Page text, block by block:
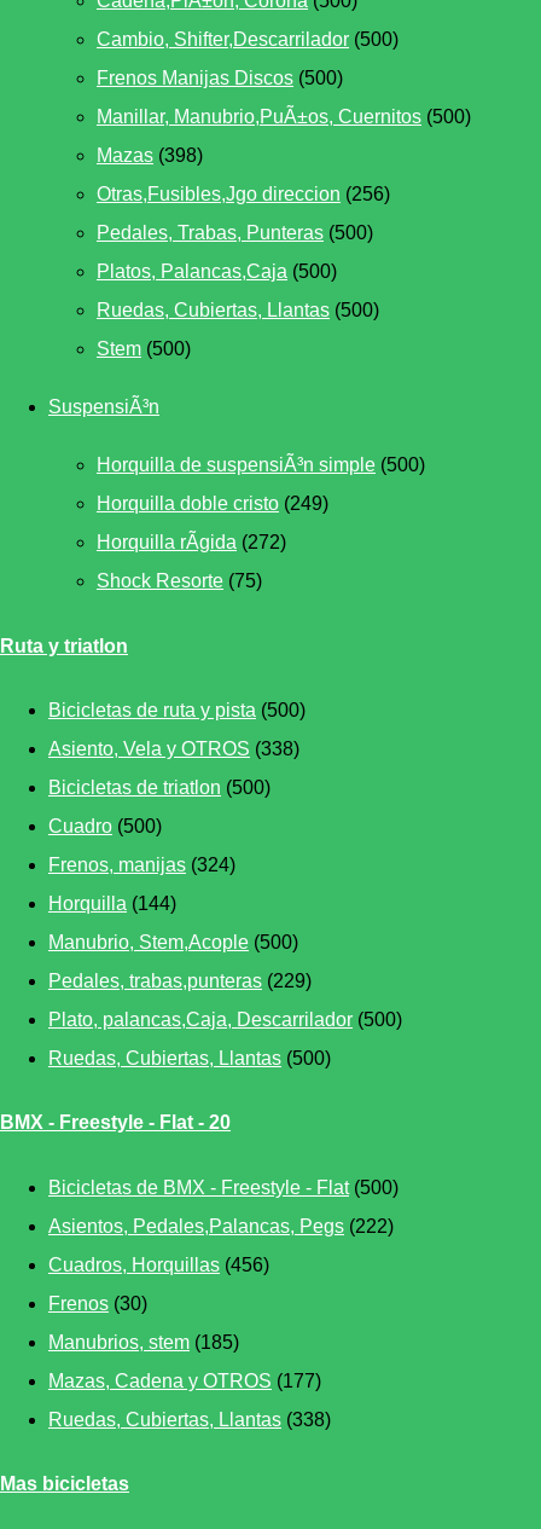
Cambio, Shifter,Descarrilador (500)
Frenos Manijas Discos (500)
Manillar, Manubrio,PuÃ±os, Cuernitos (500)
Mazas (398)
Otras,Fusibles,Jgo direccion (256)
Pedales, Trabas, Punteras (500)
Platos, Palancas,Caja (500)
Ruedas, Cubiertas, Llantas (500)
Stem (500)
SuspensiÃ³n
Horquilla de suspensiÃ³n simple (500)
Horquilla doble cristo (249)
Horquilla rÃ­gida (272)
Shock Resorte (75)
Ruta y triatlon
Bicicletas de ruta y pista (500)
Asiento, Vela y OTROS (338)
Bicicletas de triatlon (500)
Cuadro (500)
Frenos, manijas (324)
Horquilla (144)
Manubrio, Stem,Acople (500)
Pedales, trabas,punteras (229)
Plato, palancas,Caja, Descarrilador (500)
Ruedas, Cubiertas, Llantas (500)
BMX - Freestyle - Flat - 20
Bicicletas de BMX - Freestyle - Flat(500)
Asientos, Pedales,Palancas, Pegs (222)
Cuadros, Horquillas (456)
Frenos (30)
Manubrios, stem (185)
Mazas, Cadena y OTROS (177)
Ruedas, Cubiertas, Llantas (338)
Mas bicicletas